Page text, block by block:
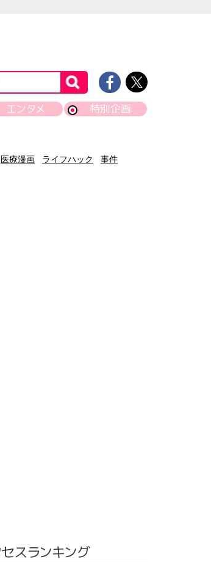
エンタメ 特別企画
医療漫画 ライフハック
事件
スランキング